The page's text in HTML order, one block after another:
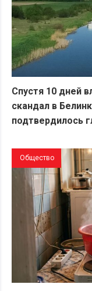
Спустя 10 дней
скандал в
подтвердилось
Общество